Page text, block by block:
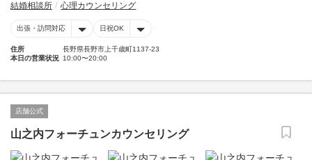
結婚相談所 心理カウンセリング
出張・訪問対応 日祝OK
住所
長野県長野市上千歳町1137-23
本日の営業状況 10:00〜20:00
店舗公式
山之内フォーチュンカウンセリング